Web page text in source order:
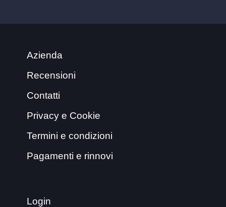
Azienda
Recensioni
Contatti
Privacy e Cookie
Termini e condizioni
Pagamenti e rinnovi
Login